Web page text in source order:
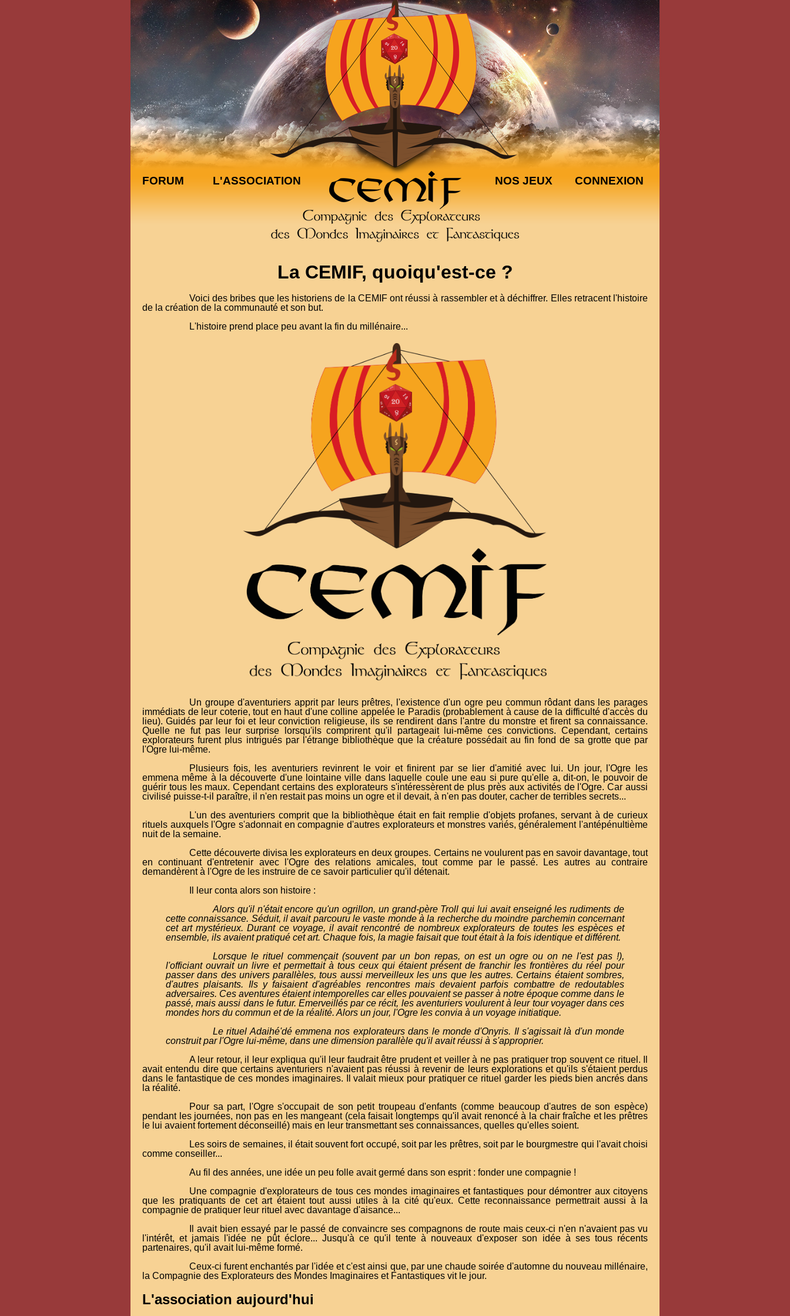
FORUM L'ASSOCIATION NOS JEUX CONNEXION
La CEMIF, quoiqu'est-ce ?
Voici des bribes que les historiens de la CEMIF ont réussi à rassembler et à déchiffrer. Elles retracent l'histoire
de la création de la communauté et son but.
L'histoire prend place peu avant la fin du millénaire...
Un groupe d'aventuriers apprit par leurs prêtres, l'existence d'un ogre peu commun rôdant dans les parages
immédiats de leur coterie, tout en haut d'une colline appelée le Paradis (probablement à cause de la difficulté d'accès du
lieu). Guidés par leur foi et leur conviction religieuse, ils se rendirent dans l'antre du monstre et firent sa connaissance.
Quelle ne fut pas leur surprise lorsqu'ils comprirent qu'il partageait lui-même ces convictions. Cependant, certains
explorateurs furent plus intrigués par l'étrange bibliothèque que la créature possédait au fin fond de sa grotte que par
l'Ogre lui-même.
Plusieurs fois, les aventuriers revinrent le voir et finirent par se lier d'amitié avec lui. Un jour, l'Ogre les
emmena même à la découverte d'une lointaine ville dans laquelle coule une eau si pure qu'elle a, dit-on, le pouvoir de
guérir tous les maux. Cependant certains des explorateurs s'intéressèrent de plus près aux activités de l'Ogre. Car aussi
civilisé puisse-t-il paraître, il n'en restait pas moins un ogre et il devait, à n'en pas douter, cacher de terribles secrets...
L'un des aventuriers comprit que la bibliothèque était en fait remplie d'objets profanes, servant à de curieux
rituels auxquels l'Ogre s'adonnait en compagnie d'autres explorateurs et monstres variés, généralement l'antépénultième
nuit de la semaine.
Cette découverte divisa les explorateurs en deux groupes. Certains ne voulurent pas en savoir davantage, tout
en continuant d'entretenir avec l'Ogre des relations amicales, tout comme par le passé. Les autres au contraire
demandèrent à l'Ogre de les instruire de ce savoir particulier qu'il détenait.
Il leur conta alors son histoire :
Alors qu'il n'était encore qu'un ogrillon, un grand-père Troll qui lui avait enseigné les rudiments de
cette connaissance. Séduit, il avait parcouru le vaste monde à la recherche du moindre parchemin concernant
cet art mystérieux. Durant ce voyage, il avait rencontré de nombreux explorateurs de toutes les espèces et
ensemble, ils avaient pratiqué cet art. Chaque fois, la magie faisait que tout était à la fois identique et différent.
Lorsque le rituel commençait (souvent par un bon repas, on est un ogre ou on ne l'est pas !),
l'officiant ouvrait un livre et permettait à tous ceux qui étaient présent de franchir les frontières du réel pour
passer dans des univers parallèles, tous aussi merveilleux les uns que les autres. Certains étaient sombres,
d'autres plaisants. Ils y faisaient d'agréables rencontres mais devaient parfois combattre de redoutables
adversaires. Ces aventures étaient intemporelles car elles pouvaient se passer à notre époque comme dans le
passé, mais aussi dans le futur. Emerveillés par ce récit, les aventuriers voulurent à leur tour voyager dans ces
mondes hors du commun et de la réalité. Alors un jour, l'Ogre les convia à un voyage initiatique.
Le rituel Adaihé'dé emmena nos explorateurs dans le monde d'Onyris. Il s'agissait là d'un monde
construit par l'Ogre lui-même, dans une dimension parallèle qu'il avait réussi à s'approprier.
A leur retour, il leur expliqua qu'il leur faudrait être prudent et veiller à ne pas pratiquer trop souvent ce rituel. Il
avait entendu dire que certains aventuriers n'avaient pas réussi à revenir de leurs explorations et qu'ils s'étaient perdus
dans le fantastique de ces mondes imaginaires. Il valait mieux pour pratiquer ce rituel garder les pieds bien ancrés dans
la réalité.
Pour sa part, l'Ogre s'occupait de son petit troupeau d'enfants (comme beaucoup d'autres de son espèce)
pendant les journées, non pas en les mangeant (cela faisait longtemps qu'il avait renoncé à la chair fraîche et les prêtres
le lui avaient fortement déconseillé) mais en leur transmettant ses connaissances, quelles qu'elles soient.
Les soirs de semaines, il était souvent fort occupé, soit par les prêtres, soit par le bourgmestre qui l'avait choisi
comme conseiller...
Au fil des années, une idée un peu folle avait germé dans son esprit : fonder une compagnie !
Une compagnie d'explorateurs de tous ces mondes imaginaires et fantastiques pour démontrer aux citoyens
que les pratiquants de cet art étaient tout aussi utiles à la cité qu'eux. Cette reconnaissance permettrait aussi à la
compagnie de pratiquer leur rituel avec davantage d'aisance...
Il avait bien essayé par le passé de convaincre ses compagnons de route mais ceux-ci n'en n'avaient pas vu
l'intérêt, et jamais l'idée ne pût éclore... Jusqu'à ce qu'il tente à nouveaux d'exposer son idée à ses tous récents
partenaires, qu'il avait lui-même formé.
Ceux-ci furent enchantés par l'idée et c'est ainsi que, par une chaude soirée d'automne du nouveau millénaire,
la Compagnie des Explorateurs des Mondes Imaginaires et Fantastiques vit le jour.
L'association aujourd'hui